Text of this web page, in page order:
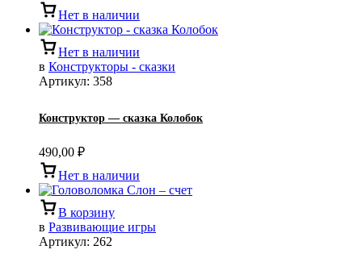
Нет в наличии
Нет в наличии
в Конструкторы - сказки
Артикул: 358
Конструктор — сказка Колобок
490,00 ₽
Нет в наличии
В корзину
в Развивающие игры
Артикул: 262